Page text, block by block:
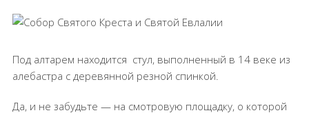
Под алтарем находится стул, выполненный в 14 веке из
алебастра с деревянной резной спинкой.
Да, и не забудьте — на смотровую площадку, о которой